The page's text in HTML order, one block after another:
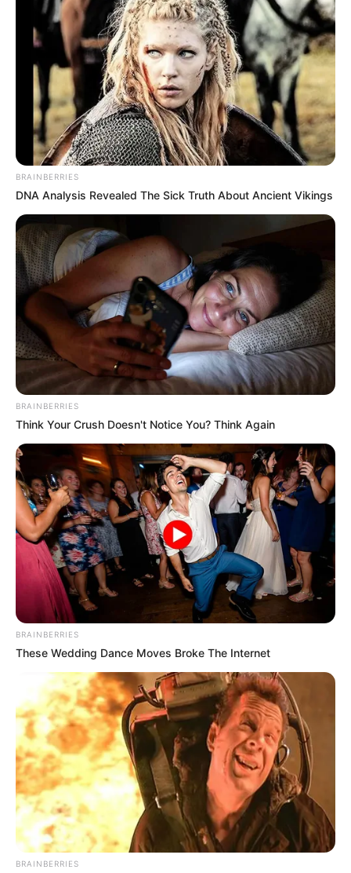
BRAINBERRIES
DNA Analysis Revealed The Sick Truth About Ancient Vikings
BRAINBERRIES
Think Your Crush Doesn't Notice You? Think Again
BRAINBERRIES
These Wedding Dance Moves Broke The Internet
BRAINBERRIES